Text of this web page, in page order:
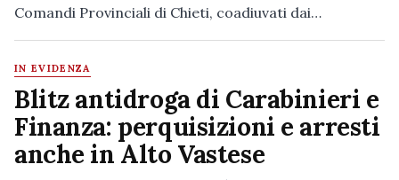
Comandi Provinciali di Chieti, coadiuvati dai…
IN EVIDENZA
Blitz antidroga di Carabinieri e
Finanza: perquisizioni e arresti
anche in Alto Vastese